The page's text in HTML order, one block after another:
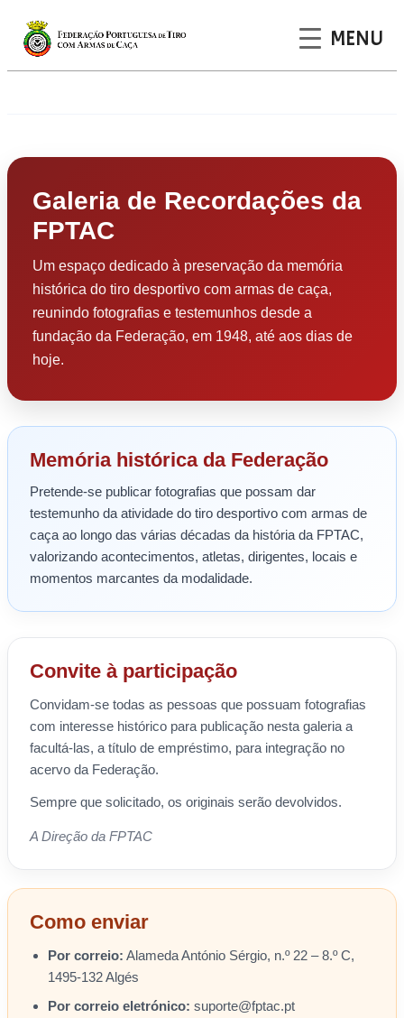
MENU
Galeria de Recordações da
FPTAC
Um espaço dedicado à preservação da memória
histórica do tiro desportivo com armas de caça,
reunindo fotografias e testemunhos desde a
fundação da Federação, em 1948, até aos dias de
hoje.
Memória histórica da Federação
Pretende-se publicar fotografias que possam dar
testemunho da atividade do tiro desportivo com armas de
caça ao longo das várias décadas da história da FPTAC,
valorizando acontecimentos, atletas, dirigentes, locais e
momentos marcantes da modalidade.
Convite à participação
Convidam-se todas as pessoas que possuam fotografias
com interesse histórico para publicação nesta galeria a
facultá-las, a título de empréstimo, para integração no
acervo da Federação.
Sempre que solicitado, os originais serão devolvidos.
A Direção da FPTAC
Como enviar
Por correio: Alameda António Sérgio, n.º 22 – 8.º C,
1495-132 Algés
Por correio eletrónico: suporte@fptac.pt